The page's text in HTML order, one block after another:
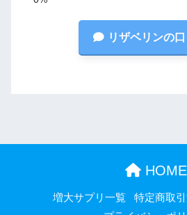
リザベリンの
HOME
増大サプリ一覧
特定商取